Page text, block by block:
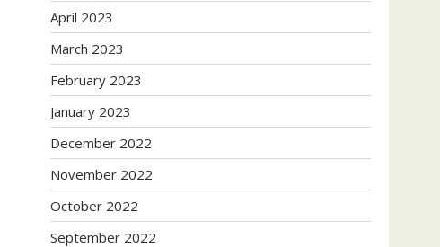
April 2023
March 2023
February 2023
January 2023
December 2022
November 2022
October 2022
September 2022